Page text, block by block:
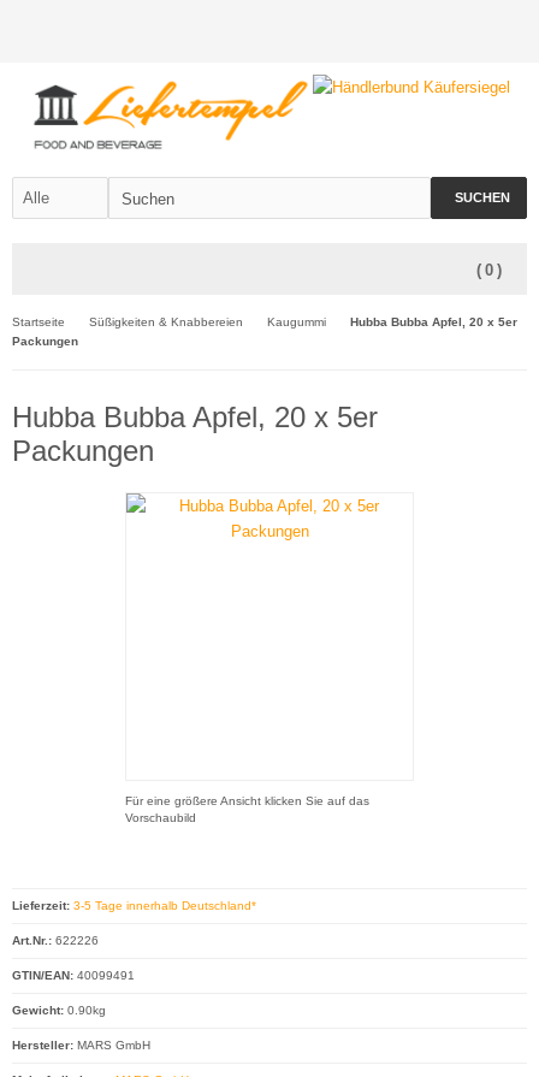
SUCHEN
( 0 )
Startseite Süßigkeiten & Knabbereien Kaugummi
Hubba Bubba Apfel, 20 x 5er
Packungen
Hubba Bubba Apfel, 20 x 5er
Packungen
Für eine größere Ansicht klicken Sie auf das
Vorschaubild
Lieferzeit: 3-5 Tage innerhalb Deutschland*
Art.Nr.: 622226
GTIN/EAN: 40099491
Gewicht: 0.90kg
Hersteller: MARS GmbH